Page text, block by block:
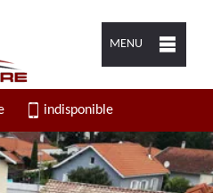
MENU
indisponible